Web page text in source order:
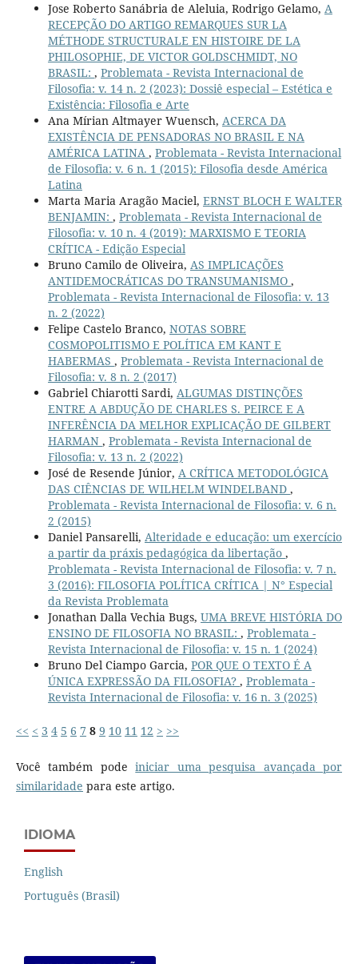
Jose Roberto Sanábria de Aleluia, Rodrigo Gelamo, A
RECEPÇÃO DO ARTIGO REMARQUES SUR LA
MÉTHODE STRUCTURALE EN HISTOIRE DE LA
PHILOSOPHIE, DE VICTOR GOLDSCHMIDT, NO
BRASIL: , Problemata - Revista Internacional de
Filosofia: v. 14 n. 2 (2023): Dossiê especial – Estética e
Existência: Filosofia e Arte
Ana Mírian Altmayer Wuensch, ACERCA DA
EXISTÊNCIA DE PENSADORAS NO BRASIL E NA
AMÉRICA LATINA , Problemata - Revista Internacional
de Filosofia: v. 6 n. 1 (2015): Filosofia desde América
Latina
Marta Maria Aragão Maciel, ERNST BLOCH E WALTER
BENJAMIN: , Problemata - Revista Internacional de
Filosofia: v. 10 n. 4 (2019): MARXISMO E TEORIA
CRÍTICA - Edição Especial
Bruno Camilo de Oliveira, AS IMPLICAÇÕES
ANTIDEMOCRÁTICAS DO TRANSUMANISMO ,
Problemata - Revista Internacional de Filosofia: v. 13
n. 2 (2022)
Felipe Castelo Branco, NOTAS SOBRE
COSMOPOLITISMO E POLÍTICA EM KANT E
HABERMAS , Problemata - Revista Internacional de
Filosofia: v. 8 n. 2 (2017)
Gabriel Chiarotti Sardi, ALGUMAS DISTINÇÕES
ENTRE A ABDUÇÃO DE CHARLES S. PEIRCE E A
INFERÊNCIA DA MELHOR EXPLICAÇÃO DE GILBERT
HARMAN , Problemata - Revista Internacional de
Filosofia: v. 13 n. 2 (2022)
José de Resende Júnior, A CRÍTICA METODOLÓGICA
DAS CIÊNCIAS DE WILHELM WINDELBAND ,
Problemata - Revista Internacional de Filosofia: v. 6 n.
2 (2015)
Daniel Pansarelli, Alteridade e educação: um exercício
a partir da práxis pedagógica da libertação ,
Problemata - Revista Internacional de Filosofia: v. 7 n.
3 (2016): FILOSOFIA POLÍTICA CRÍTICA | N° Especial
da Revista Problemata
Jonathan Dalla Vechia Bugs, UMA BREVE HISTÓRIA DO
ENSINO DE FILOSOFIA NO BRASIL: , Problemata -
Revista Internacional de Filosofia: v. 15 n. 1 (2024)
Bruno Del Ciampo Garcia, POR QUE O TEXTO É A
ÚNICA EXPRESSÃO DA FILOSOFIA? , Problemata -
Revista Internacional de Filosofia: v. 16 n. 3 (2025)
<< < 3 4 5 6 7 8 9 10 11 12 > >>
Você também podeiniciar uma pesquisa avançada por
similaridade para este artigo.
IDIOMA
English
Português (Brasil)